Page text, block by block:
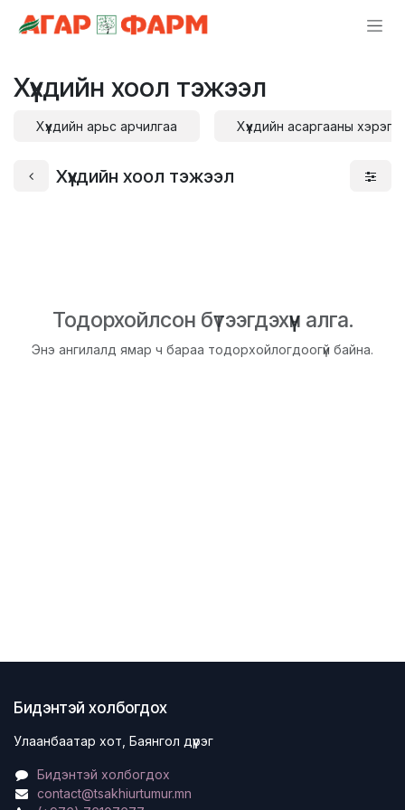
Хүүхдийн хоол тэжээл
Хүүхдийн арьс арчилгаа Хүүхдийн асаргааны
Хүүхдийн хоол тэжээл
Тодорхойлсон бүтээгдэхүүн алга.
Энэ ангилалд ямар ч бараа тодорхойлогдоогүй байна.
Бидэнтэй холбогдох
Улаанбаатар хот, Баянгол дүүрэг
Бидэнтэй холбогдох
contact@tsakhiurtumur.mn